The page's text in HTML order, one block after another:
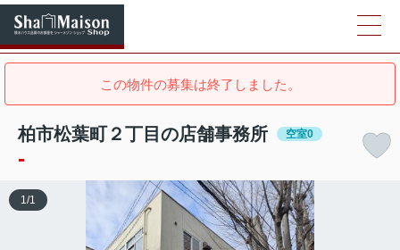
この物件の募集は終了しました。
柏市松葉町２丁目の店舗事務所 空室0
-
1 /1